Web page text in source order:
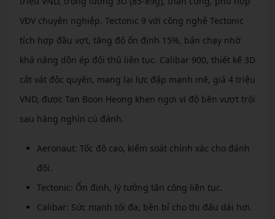
VĐV chuyên nghiệp. Tectonic 9 với công nghệ Tectonic
tích hợp đầu vợt, tăng độ ổn định 15%, bán chạy nhờ
khả năng dồn ép đối thủ liên tục. Calibar 900, thiết kế 3D
cắt vát độc quyền, mang lại lực đập mạnh mẽ, giá 4 triệu
VND, được Tan Boon Heong khen ngợi vì độ bền vượt trội
sau hàng nghìn cú đánh.
Aeronaut: Tốc độ cao, kiểm soát chính xác cho đánh
đôi.
Tectonic: Ổn định, lý tưởng tấn công liên tục.
Calibar: Sức mạnh tối đa, bền bỉ cho thi đấu dài hơi.